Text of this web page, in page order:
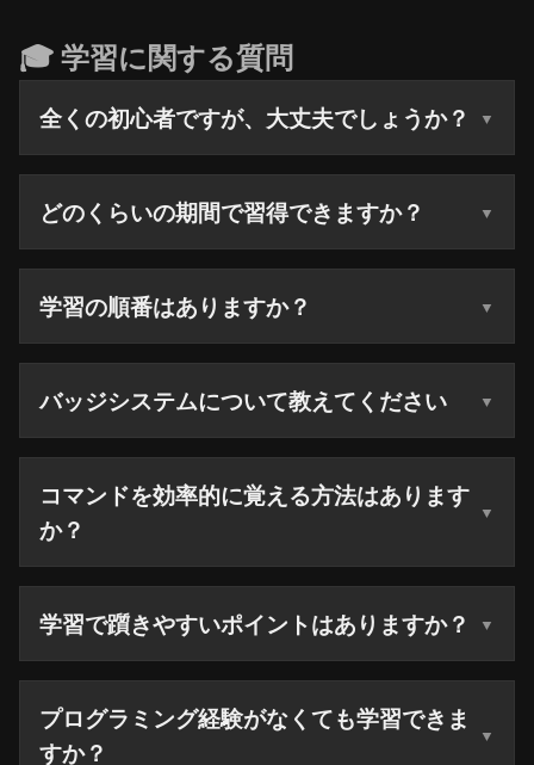
🎓 学習に関する質問
全くの初心者ですが、大丈夫でしょうか？
どのくらいの期間で習得できますか？
学習の順番はありますか？
バッジシステムについて教えてください
コマンドを効率的に覚える方法はあります
か？
学習で躓きやすいポイントはありますか？
プログラミング経験がなくても学習できま
すか？